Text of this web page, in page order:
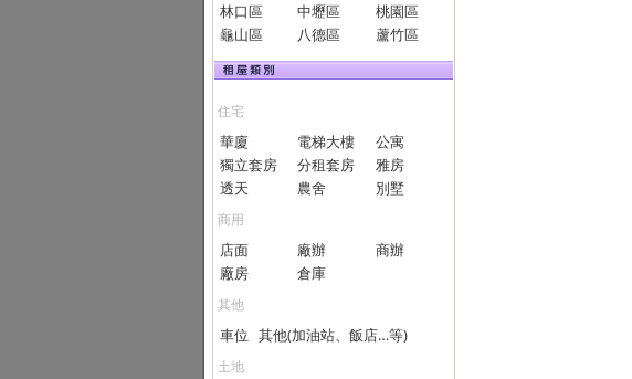
林口區 中壢區
桃園區
龜山區
八德區 蘆竹區
住宅
華廈 電梯大樓
公寓
獨立套房
分租套房
雅房
透天
農舍 別墅
商用
店面 廠辦
商辦
廠房
倉庫
其他
車位 其他(加油站、飯店…等)
土地